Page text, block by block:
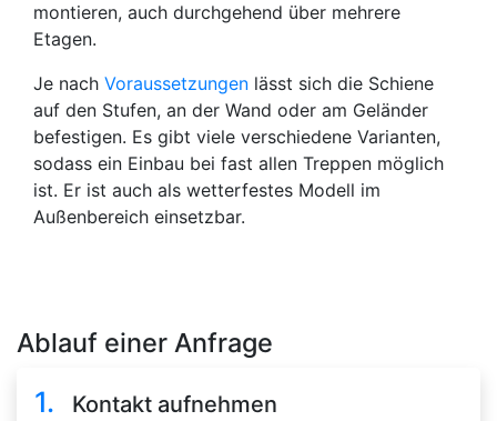
montieren, auch durchgehend über mehrere
Etagen.
Je nach Voraussetzungen lässt sich die Schiene
auf den Stufen, an der Wand oder am Geländer
befestigen. Es gibt viele verschiedene Varianten,
sodass ein Einbau bei fast allen Treppen möglich
ist. Er ist auch als wetterfestes Modell im
Außenbereich einsetzbar.
Ablauf einer Anfrage
1. Kontakt aufnehmen